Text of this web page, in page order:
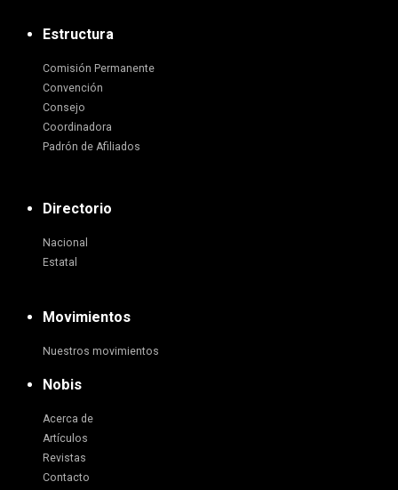
Estructura
Comisión Permanente
Convención
Consejo
Coordinadora
Padrón de Afiliados
Directorio
Nacional
Estatal
Movimientos
Nuestros movimientos
Nobis
Acerca de
Artículos
Revistas
Contacto